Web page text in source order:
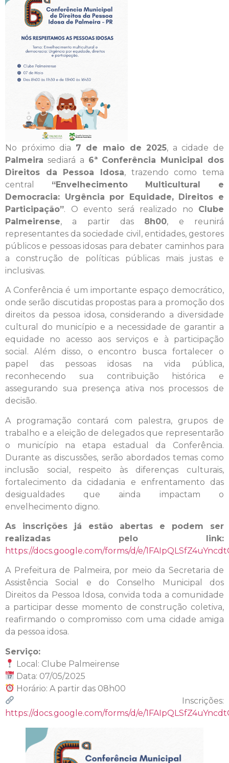
No próximo dia 7 de maio de 2025, a cidade de
Palmeira sediará a 6ª Conferência Municipal dos
Direitos da Pessoa Idosa, trazendo como tema
central “Envelhecimento Multicultural e
Democracia: Urgência por Equidade, Direitos e
Participação”. O evento será realizado no Clube
Palmeirense, a partir das 8h00, e reunirá
representantes da sociedade civil, entidades, gestores
públicos e pessoas idosas para debater caminhos para
a construção de políticas públicas mais justas e
inclusivas.
A Conferência é um importante espaço democrático,
onde serão discutidas propostas para a promoção dos
direitos da pessoa idosa, considerando a diversidade
cultural do município e a necessidade de garantir a
equidade no acesso aos serviços e à participação
social. Além disso, o encontro busca fortalecer o
papel das pessoas idosas na vida pública,
reconhecendo sua contribuição histórica e
assegurando sua presença ativa nos processos de
decisão.
A programação contará com palestra, grupos de
trabalho e a eleição de delegados que representarão
o município na etapa estadual da Conferência.
Durante as discussões, serão abordados temas como
inclusão social, respeito às diferenças culturais,
fortalecimento da cidadania e enfrentamento das
desigualdades que ainda impactam o
envelhecimento digno.
As inscrições já estão abertas e podem ser
realizadas pelo link:
https://docs.google.com/forms/d/e/
A Prefeitura de Palmeira, por meio da Secretaria de
Assistência Social e do Conselho Municipal dos
Direitos da Pessoa Idosa, convida toda a comunidade
a participar desse momento de construção coletiva,
reafirmando o compromisso com uma cidade amiga
da pessoa idosa.
Serviço:
Local: Clube Palmeirense
Data: 07/05/2025
Horário: A partir das 08h00
Inscrições:
https://docs.google.com/forms/d/e/